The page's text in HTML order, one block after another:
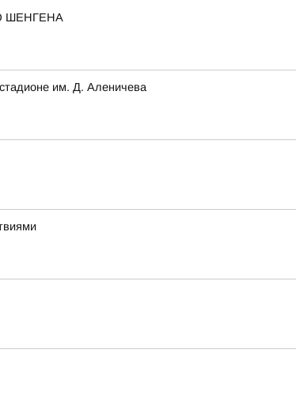
ШЕНГЕНА
им. Д. Аленичева